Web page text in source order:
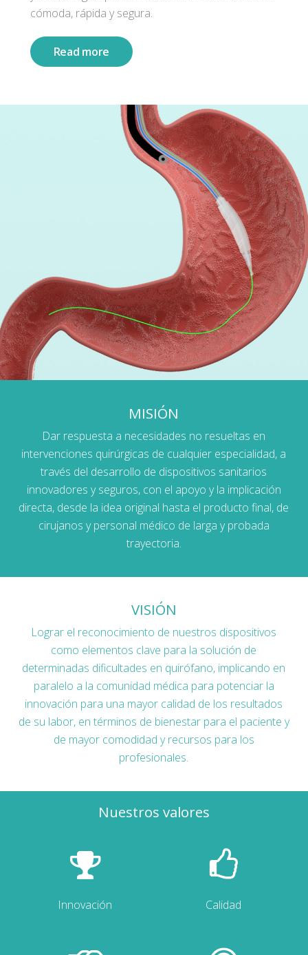
cómoda, rápida y segura.
Read more
MISIÓN
Dar respuesta a necesidades no resueltas en
intervenciones quirúrgicas de cualquier especialidad, a
través del desarrollo de dispositivos sanitarios
innovadores y seguros, con el apoyo y la implicación
directa, desde la idea original hasta el producto final, de
cirujanos y personal médico de larga y probada
trayectoria.
VISIÓN
Lograr el reconocimiento de nuestros dispositivos
como elementos clave para la solución de
determinadas dificultades en quirófano, implicando en
paralelo a la comunidad médica para potenciar la
innovación para una mayor calidad de los resultados
de su labor, en términos de bienestar para el paciente y
de mayor comodidad y recursos para los
profesionales.
Nuestros valores
Innovación Calidad